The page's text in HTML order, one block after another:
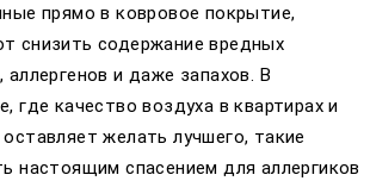
прямо в ковровое покрытие,
снизить содержание вредных
и даже запахов. В
где качество воздуха в квартирах и
желать лучшего, такие
настоящим спасением для аллергиков